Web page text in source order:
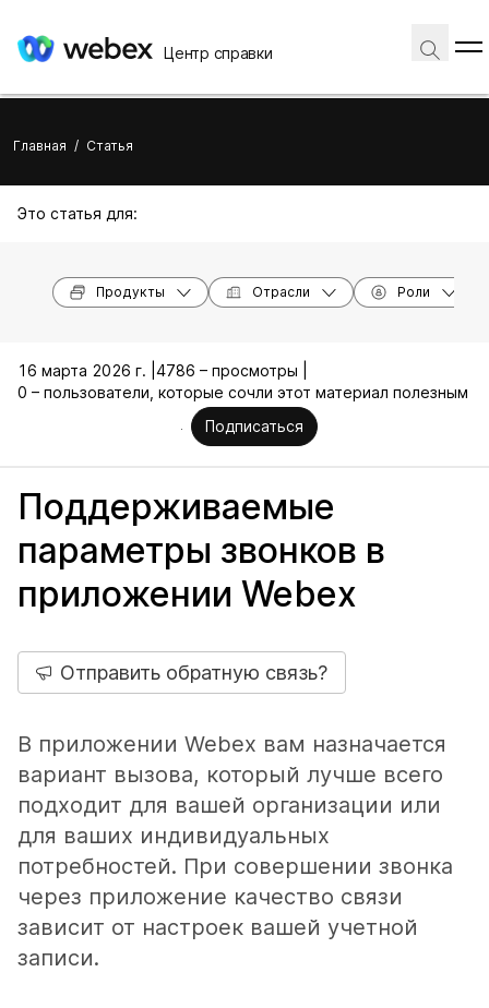
Центр справки
Главная / Статья
Это статья для:
Продукты Отрасли Роли
16 марта 2026 г. | 4786 – просмотры |
0 – пользователи, которые сочли этот материал полезным
Подписаться
Поддерживаемые
параметры звонков в
приложении Webex
Отправить обратную связь?
В приложении Webex вам назначается
вариант вызова, который лучше всего
подходит для вашей организации или
для ваших индивидуальных
потребностей. При совершении звонка
через приложение качество связи
зависит от настроек вашей учетной
записи.